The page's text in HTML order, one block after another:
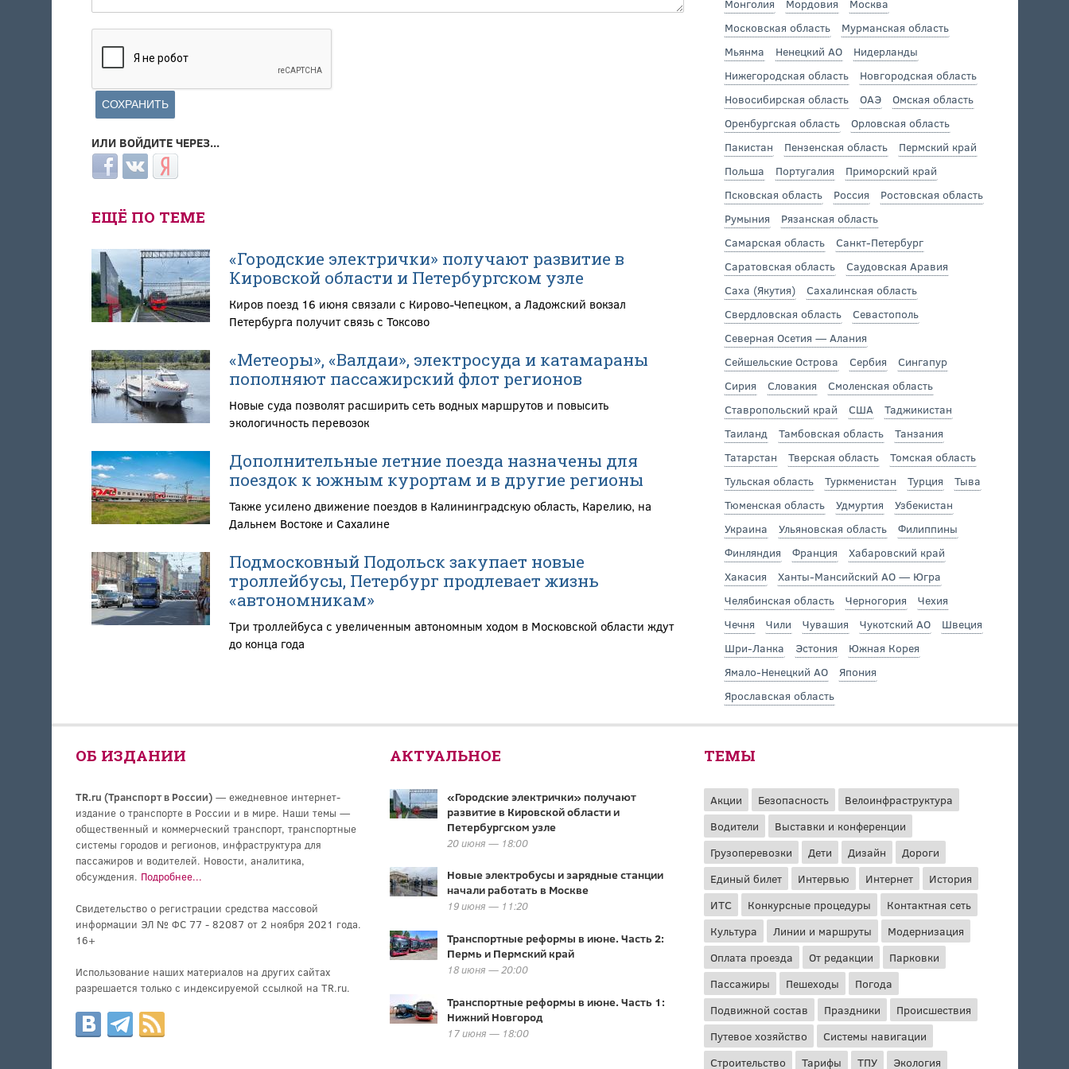
ИЛИ ВОЙДИТЕ ЧЕРЕЗ...
Login with Facebook
Login with ВКонтакте
Login with Яндекс
ЕЩЁ ПО ТЕМЕ
«Городские электрички» получают развитие в
Кировской области и Петербургском узле
Киров поезд 16 июня связали с Кирово-Чепецком, а Ладожский вокзал
Петербурга получит связь с Токсово
«Метеоры», «Валдаи», электросуда и катамараны
пополняют пассажирский флот регионов
Новые суда позволят расширить сеть водных маршрутов и повысить
экологичность перевозок
Дополнительные летние поезда назначены для
поездок к южным курортам и в другие регионы
Также усилено движение поездов в Калининградскую область, Карелию, на
Дальнем Востоке и Сахалине
Подмосковный Подольск закупает новые
троллейбусы, Петербург продлевает жизнь
«автономникам»
Три троллейбуса с увеличенным автономным ходом в Московской области ждут
до конца года
Монголия Мордовия
Москва
Московская область
Мурманская область
Мьянма
Ненецкий АО
Нидерланды
Нижегородская область
Новгородская область
Новосибирская область
ОАЭ
Омская область
Оренбургская область
Орловская область
Пакистан
Пензенская область
Пермский край
Польша
Португалия
Приморский край
Псковская область
Россия
Ростовская область
Румыния
Рязанская область
Самарская область
Санкт-Петербург
Саратовская область
Саудовская Аравия
Саха (Якутия)
Сахалинская область
Свердловская область
Севастополь
Северная Осетия — Алания
Сейшельские Острова
Сербия
Сингапур
Сирия
Словакия
Смоленская область
Ставропольский край
США
Таджикистан
Таиланд
Тамбовская область
Танзания
Татарстан
Тверская область
Томская область
Тульская область
Туркменистан Турция
Тыва
Тюменская область
Удмуртия
Узбекистан
Украина
Ульяновская область
Филиппины
Финляндия
Франция
Хабаровский край
Хакасия
Ханты-Мансийский АО — Югра
Челябинская область
Черногория
Чехия
Чечня
Чили Чувашия Чукотский АО
Швеция
Шри-Ланка
Эстония
Южная Корея
Ямало-Ненецкий АО
Япония
Ярославская область
ОБ ИЗДАНИИ
TR.ru (Транспорт в России)— ежедневное интернет-
издание о транспорте в России и в мире. Наши темы —
общественный и коммерческий транспорт, транспортные
системы городов и регионов, инфраструктура для
пассажиров и водителей. Новости, аналитика,
обсуждения. Подробнее...
Свидетельство о регистрации средства массовой
информации ЭЛ № ФС 77 - 82087 от 2 ноября 2021 года.
16+
Использование наших материалов на других сайтах
разрешается только с индексируемой ссылкой на TR.ru.
АКТУАЛЬНОЕ
«Городские электрички» получают
развитие в Кировской области и
Петербургском узле
20 июня — 18:00
Новые электробусы и зарядные станции
начали работать в Москве
19 июня — 11:20
Транспортные реформы в июне. Часть 2:
Пермь и Пермский край
18 июня — 20:00
Транспортные реформы в июне. Часть 1:
Нижний Новгород
17 июня — 18:00
ТЕМЫ
Акции Безопасность
Велоинфраструктура
Водители
Выставки и конференции
Грузоперевозки
Дети Дизайн
Дороги
Единый билет
Интервью Интернет
История
ИТС
Конкурсные процедуры
Контактная сеть
Культура
Линии и маршруты
Модернизация
Оплата проезда
От редакции
Парковки
Пассажиры
Пешеходы
Погода
Подвижной состав
Праздники
Происшествия
Путевое хозяйство
Системы навигации
Строительство
Тарифы ТПУ Экология